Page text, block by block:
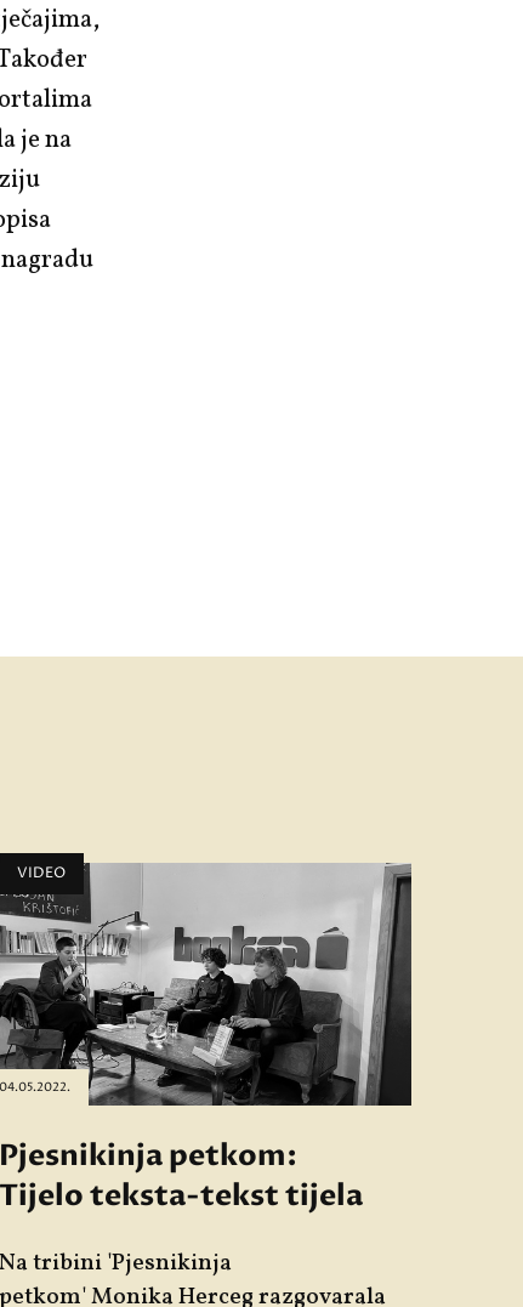
je na
VIDEO
04.05.2022.
Pjesnikinja petkom:
Tijelo teksta-tekst tijela
Na tribini 'Pjesnikinja
petkom'Monika Hercegrazgovarala